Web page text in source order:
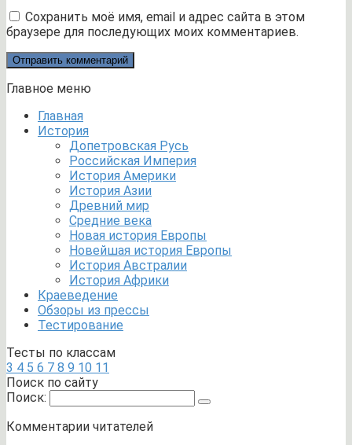
Сохранить моё имя, email и адрес сайта в этом
браузере для последующих моих комментариев.
Главное меню
Главная
История
Допетровская Русь
Российская Империя
История Америки
История Азии
Древний мир
Средние века
Новая история Европы
Новейшая история Европы
История Австралии
История Африки
Краеведение
Обзоры из прессы
Тестирование
Тесты по классам
3 4 5 6 7 8 9 10 11
Поиск по сайту
Поиск:
Комментарии читателей